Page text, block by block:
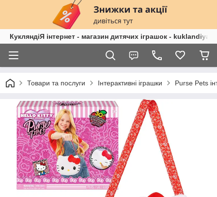
КукляндіЯ інтернет - магазин дитячих іграшок -
Товари та послуги Інтерактивні іграшки Purse Pets